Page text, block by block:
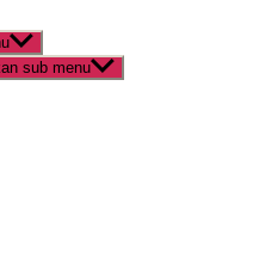
sub menu